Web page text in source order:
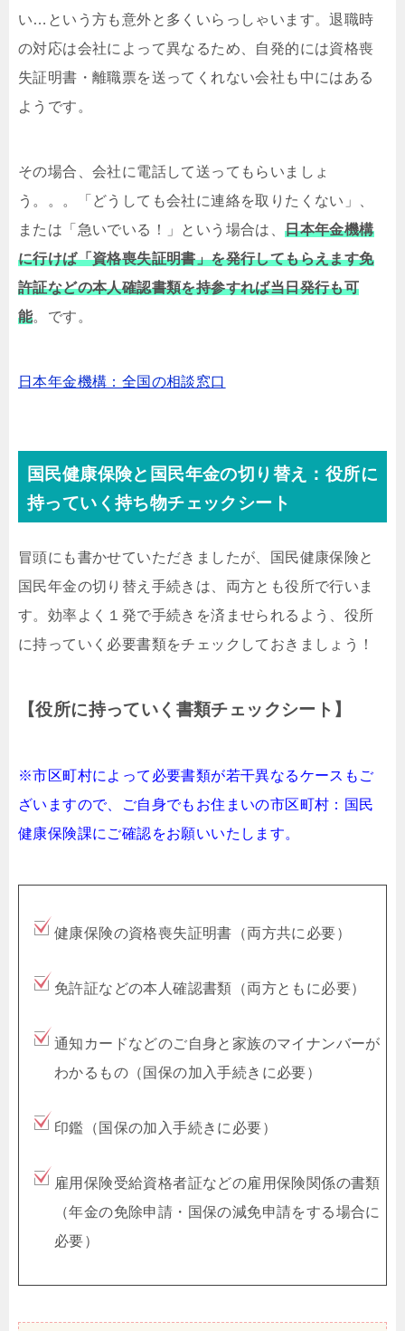
い…という方も意外と多くいらっしゃいます。退職時
の対応は会社によって異なるため、自発的には資格喪
失証明書・離職票を送ってくれない会社も中にはある
ようです。
その場合、会社に電話して送ってもらいましょ
う。。。「どうしても会社に連絡を取りたくない」、
または「急いでいる！」という場合は、日本年金機構
に行けば「資格喪失証明書」を発行してもらえます免
許証などの本人確認書類を持参すれば当日発行も可
能。です。
日本年金機構：全国の相談窓口
国民健康保険と国民年金の切り替え：役所に
持っていく持ち物チェックシート
冒頭にも書かせていただきましたが、国民健康保険と
国民年金の切り替え手続きは、両方とも役所で行いま
す。効率よく１発で手続きを済ませられるよう、役所
に持っていく必要書類をチェックしておきましょう！
【役所に持っていく書類チェックシート】
※市区町村によって必要書類が若干異なるケースもご
ざいますので、ご自身でもお住まいの市区町村：国民
健康保険課にご確認をお願いいたします。
健康保険の資格喪失証明書（両方共に必要）
免許証などの本人確認書類（両方ともに必要）
通知カードなどのご自身と家族のマイナンバーが
わかるもの（国保の加入手続きに必要）
印鑑（国保の加入手続きに必要）
雇用保険受給資格者証などの雇用保険関係の書類
（年金の免除申請・国保の減免申請をする場合に
必要）